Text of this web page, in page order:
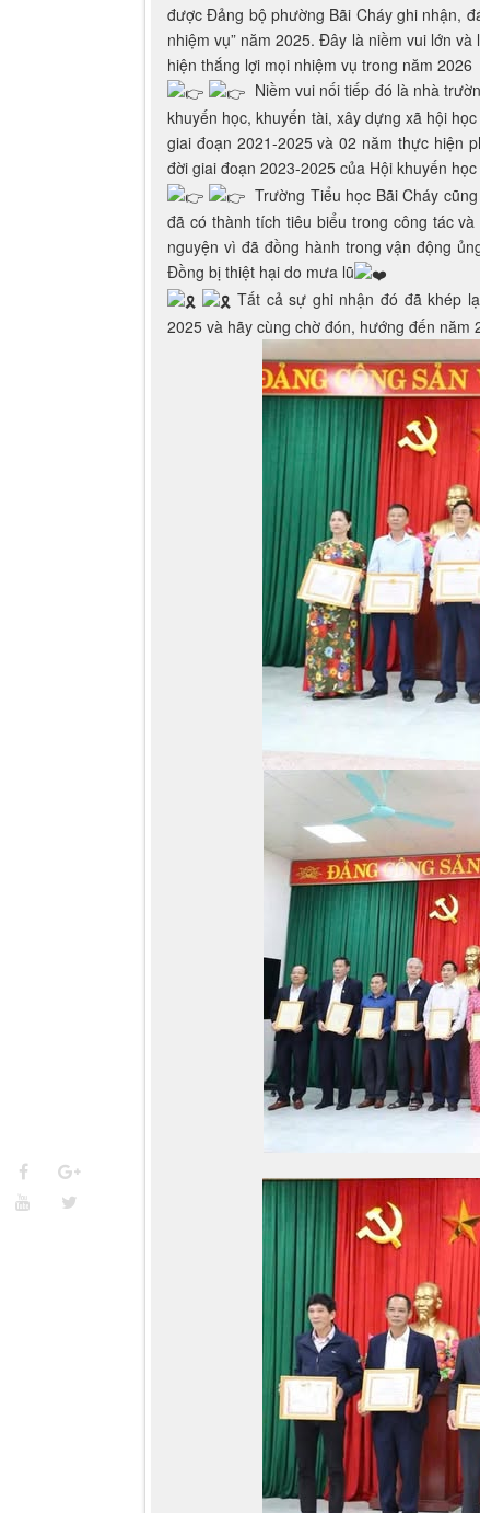
được Đảng bộ phường Bãi Cháy ghi nhận,
nhiệm vụ” năm 2025. Đây là niềm vui lớn
hiện thắng lợi mọi nhiệm vụ trong năm 2026
Niềm vui nối tiếp đó là nhà
khuyến học, khuyến tài, xây dựng xã hội
giai đoạn 2021-2025 và 02 năm thực hiện
đời giai đoạn 2023-2025 của Hội khuyến
Trường Tiểu học Bãi Cháy
đã có thành tích tiêu biểu trong công tác
nguyện vì đã đồng hành trong vận động
Đồng bị thiệt hại do mưa lũ
Tất cả sự ghi nhận đó đã khép
2025 và hãy cùng chờ đón, hướng đến năm